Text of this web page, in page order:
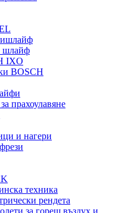
шлайф
IXO
BOSCH
прахоулавяне
и нагери
техника
рендета
за горещ въздух и